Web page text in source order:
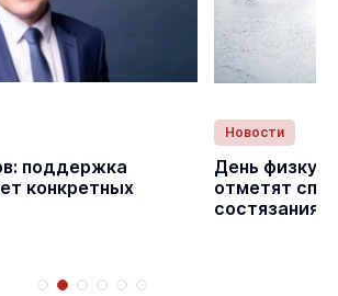
поддержка
конкретных
Новости
День
отметят